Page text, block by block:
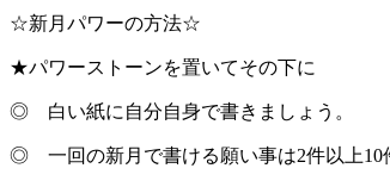
☆新月パワーの方法☆
★パワーストーンを置いてその下に
◎ 白い紙に自分自身で書きましょう。
◎ 一回の新月で書ける願い事は2件以上10